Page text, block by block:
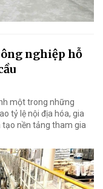
nghiệp hỗ
một trong những
tỷ lệ nội địa hóa, gia
nền tảng tham gia